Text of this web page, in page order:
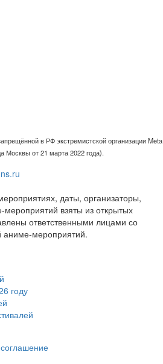
в РФ экстремистской организации Meta
Москвы от 21 марта 2022 года).
даты, организаторы,
мероприятий взяты из открытых
ответственными лицами со
аниме-мероприятий.
году